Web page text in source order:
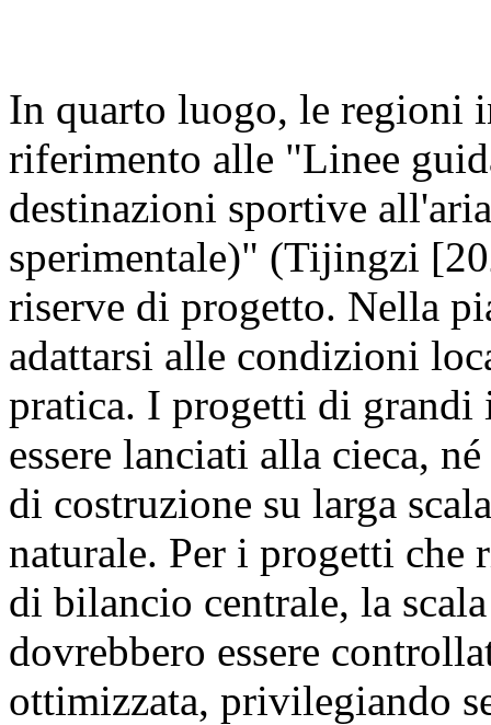
In quarto luogo, le regioni
riferimento alle "Linee
destinazioni sportive
sperimentale)" (Tijingzi
riserve di progetto. Nella
adattarsi alle condizioni
pratica. I progetti di
essere lanciati alla cieca,
di costruzione su larga
naturale. Per i progetti
di bilancio centrale, la
dovrebbero essere
ottimizzata, privilegiando